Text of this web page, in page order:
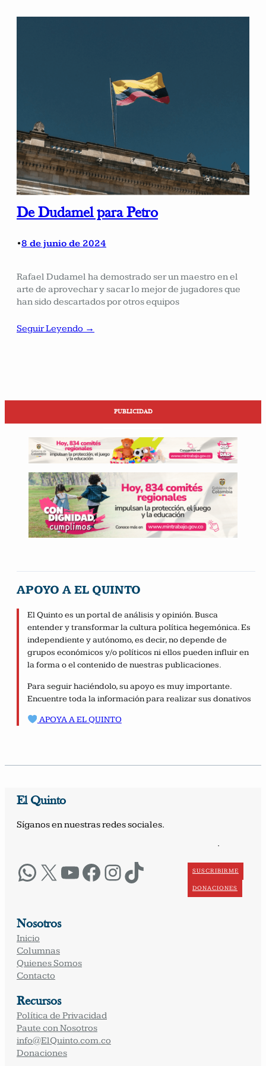
De Dudamel para Petro
•8 de junio de 2024
Rafael Dudamel ha demostrado ser un maestro en el
arte de aprovechar y sacar lo mejor de jugadores que
han sido descartados por otros equipos
Seguir Leyendo →
PUBLICIDAD
APOYO A EL QUINTO
El Quinto es un portal de análisis y opinión. Busca
entender y transformar la cultura política hegemónica. Es
independiente y autónomo, es decir, no depende de
grupos económicos y/o políticos ni ellos pueden influir en
la forma o el contenido de nuestras publicaciones.
Para seguir haciéndolo, su apoyo es muy importante.
Encuentre toda la información para realizar sus donativos
APOYA A EL QUINTO
El Quinto
Síganos en nuestras redes sociales.
WhatsApp X YouTube Facebook InstagramTikTok
·
SUSCRIBIRME
DONACIONES
Nosotros
Inicio
Columnas
Quienes Somos
Contacto
Recursos
Política de Privacidad
Paute con Nosotros
info@ElQuinto.com.co
Donaciones